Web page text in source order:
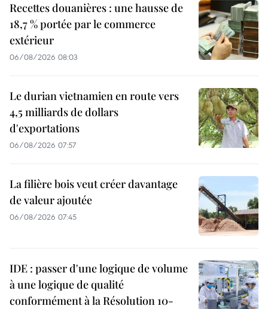
Recettes douanières : une hausse de
18,7 % portée par le commerce
extérieur
06/08/2026 08:03
Le durian vietnamien en route vers
4,5 milliards de dollars
d'exportations
06/08/2026 07:57
La filière bois veut créer davantage
de valeur ajoutée
06/08/2026 07:45
IDE : passer d'une logique de volume
à une logique de qualité
conformément à la Résolution 10-